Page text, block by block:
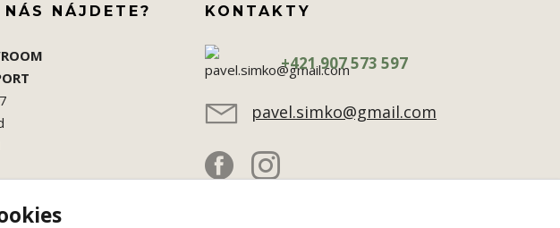
NÁS NÁJDETE? KONTAKTY
+421 907 573 597
pavel.simko@gmail.com